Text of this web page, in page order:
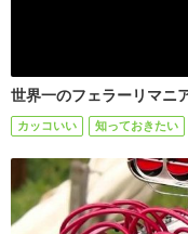
世界一のフェラーリマニ
カッコいい 知っておきたい